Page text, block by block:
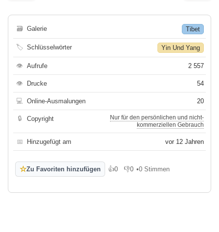
🗃 Galerie Tibet
🏷 Schlüsselwörter Yin Und Yang
👁 Aufrufe 2 557
👁 Drucke 54
💻 Online-Ausmalungen 20
🔒 Copyright
Nur für den persönlichen und nicht-
kommerziellen Gebrauch
📅 Hinzugefügt am vor 12 Jahren
☆Zu Favoriten hinzufügen 👍0
Gefällt mir
👎0
Gefällt mir nicht
•0 Stimmen